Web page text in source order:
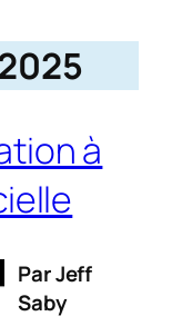
à
Par Jeff
Saby